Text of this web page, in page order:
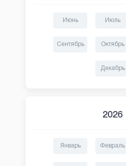
Июнь Июль
Сентябрь Октябрь
Декабрь
2026
Январь Февраль